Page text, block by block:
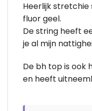
Heerlijk stretchie
fluor geel.
De string heeft
je al mijn
De bh top is ook
en heeft